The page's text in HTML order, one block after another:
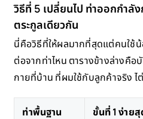
วิธีที่ 5 เปลี่ยนไป ท่าออกกำลั
ตระกูลเดียวกัน
นี่คือวิธีที่ให้ผลมากที่สุดแต่คนใช้น้
ต่อจากท่าไหน ตารางข้างล่างคือ
กายที่บ้าน ที่ผมใช้กับลูกค้าจริง ไ
ท่าพื้นฐาน ขั้นที่ 1 ง่ายสุ